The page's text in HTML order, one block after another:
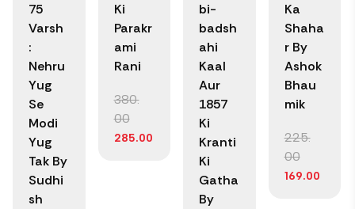
75
Varsh
:
Nehru
Yug
Se
Modi
Yug
Tak By
Sudhi
sh
Ki
Parakr
ami
Rani
380.
00
285.00
bi-
badsh
ahi
Kaal
Aur
1857
Ki
Kranti
Ki
Gatha
By
Ka
Shaha
r By
Ashok
Bhau
mik
225.
00
169.00